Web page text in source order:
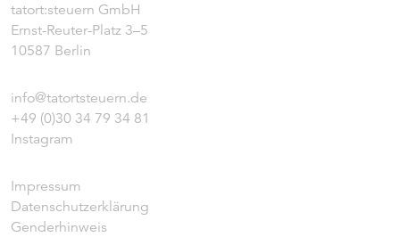
tatort:steuern GmbH
Ernst-Reuter-Platz 3–5
10587 Berlin
info@tatortsteuern.de
+49 (0)30 34 79 34 81
Instagram
Impressum
Datenschutzerklärung
Genderhinweis